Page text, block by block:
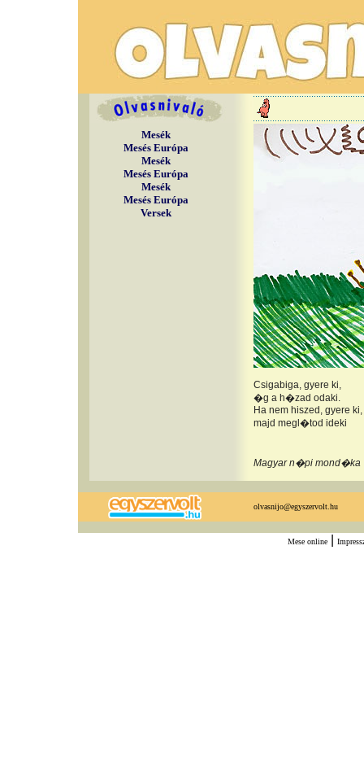
Mesék
Mesés Európa
Mesék
Mesés Európa
Mesék
Mesés Európa
Versek
Csigabiga, gyere ki,
�g a h�zad odaki.
Ha nem hiszed, gyere ki,
majd megl�tod ideki
Magyar n�pi mond�ka
olvasnijo@egyszervolt.hu
Mese online|